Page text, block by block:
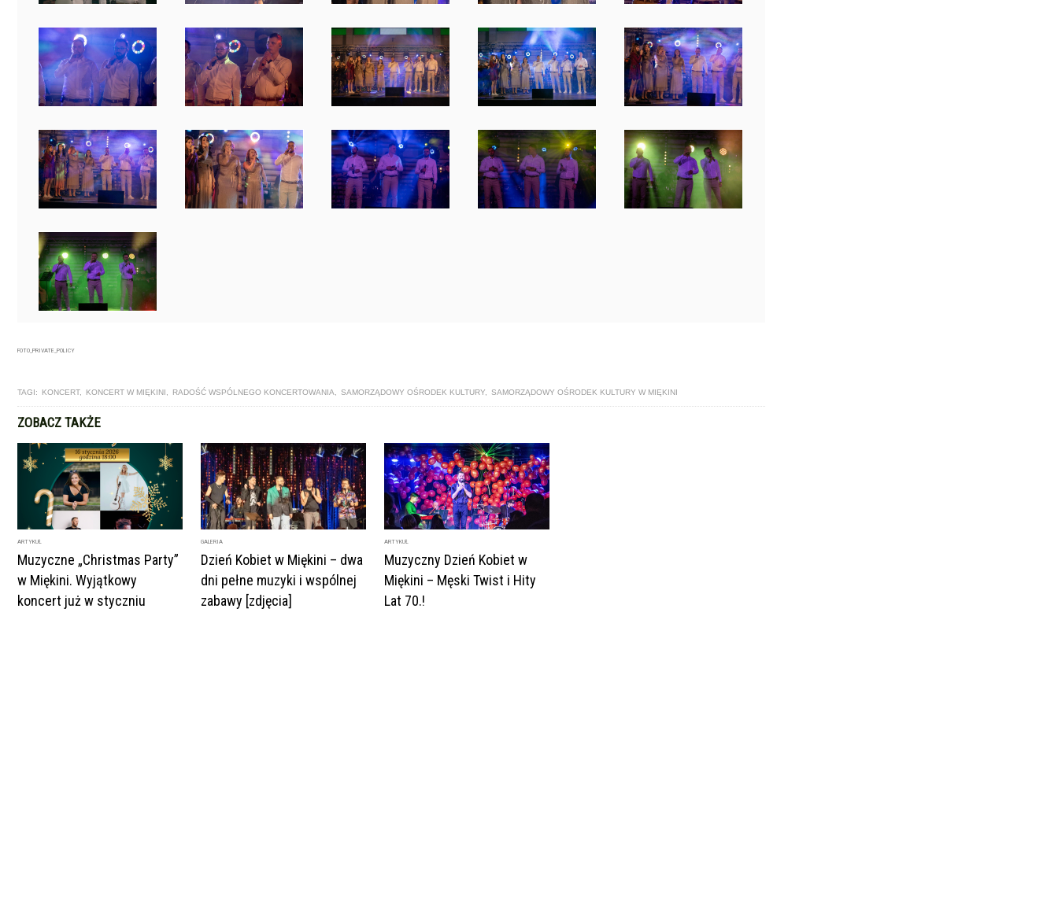
FOTO_PRIVATE_POLICY
TAGI: KONCERT, KONCERT W MIĘKINI RADOŚĆ WSPÓLNEGO KONCERTOWANIA SAMORZĄDOWY OŚRODEK KULTURY SAMORZĄDOWY OŚRODEK KULTURY W MIĘKINI
ZOBACZ TAKŻE
ARTYKUŁ
Muzyczne „Christmas Party”
w Miękini. Wyjątkowy
koncert już w styczniu
GALERIA
Dzień Kobiet w Miękini – dwa
dni pełne muzyki i wspólnej
zabawy [zdjęcia]
ARTYKUŁ
Muzyczny Dzień Kobiet w
Miękini – Męski Twist i Hity
Lat 70.!